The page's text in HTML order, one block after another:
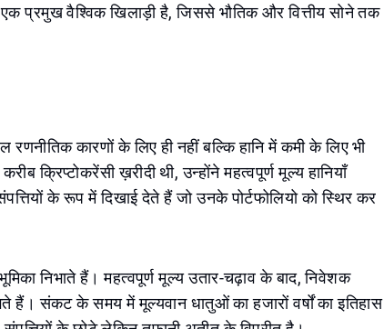
प्रमुख वैश्विक खिलाड़ी है, जिससे भौतिक और वित्तीय सोने तक
कारणों के लिए ही नहीं बल्कि हानि में कमी के लिए भी
क्रिप्टोकरेंसी ख़रीदी थी, उन्होंने महत्वपूर्ण मूल्य हानियाँ
के रूप में दिखाई देते हैं जो उनके पोर्टफोलियो को स्थिर कर
निभाते हैं। महत्वपूर्ण मूल्य उतार-चढ़ाव के बाद, निवेशक
हैं। संकट के समय में मूल्यवान धातुओं का हजारों वर्षों का इतिहास